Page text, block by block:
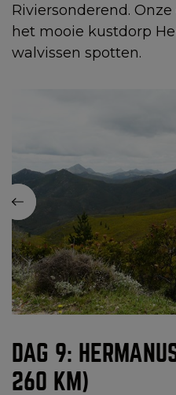
Riviersonderend.
het mooie kustdorp
walvissen spotten.
DAG 9:
260 KM)